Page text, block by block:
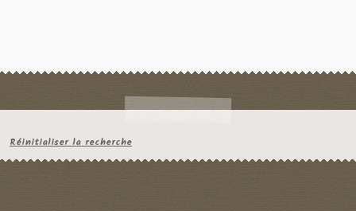
Réinitialiser la recherche